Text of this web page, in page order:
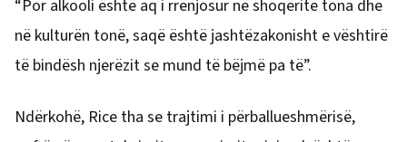
“Por alkooli është aq i rrënjosur në shoqëritë tona dhe
në kulturën tonë, saqë është jashtëzakonisht e vështirë
të bindësh njerëzit se mund të bëjmë pa të”.
Ndërkohë, Rice tha se trajtimi i përballueshmërisë,